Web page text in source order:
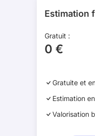
Estimation
Gratuit :
0 €
Gratuite et
Estimation
Valorisation